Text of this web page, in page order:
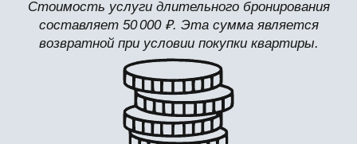
компанией. Часть комиссии в 50 000 ₽ компенсирует
«АВТОР новой жизни» при условии покупки
квартиры в жилом комплексе.
Акция действует с 01.06.2026 по 31.08.2026 и
распространяется на квартиры в проектах,
участвующих в акции: ЖК ДОБРОЕ, ЖК ТЕРРА —
ООО СЗ «Домострой», ЖК АРБЕРИ — ООО